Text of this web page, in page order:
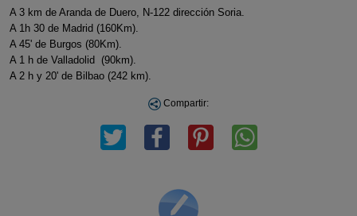
A 3 km de Aranda de Duero, N-122 dirección Soria.
A 1h 30 de Madrid (160Km).
A 45' de Burgos (80Km).
A 1 h de Valladolid (90km).
A 2 h y 20' de Bilbao (242 km).
Compartir: